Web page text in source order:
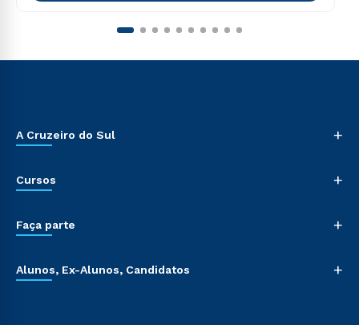
A Cruzeiro do Sul +
Cursos +
Faça parte +
Alunos, Ex-Alunos, Candidatos +